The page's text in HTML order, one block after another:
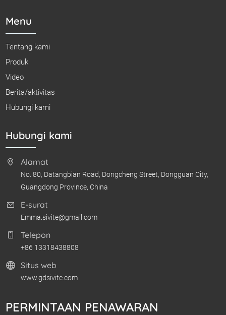
Menu
Tentang kami
Produk
Video
Berita/aktivitas
Hubungi kami
Hubungi kami
Alamat
No. 80, Datangbian Road, Dongcheng Street, Dongguan City,
Guangdong Province, China
E-surat
Emma.sivite@gmail.com
Telepon
+86 13318438808
Situs web
www.gdsivite.com
PERMINTAAN PENAWARAN